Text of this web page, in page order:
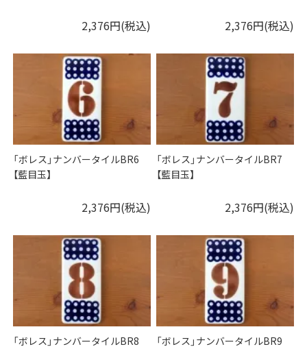
2,376円(税込) 2,376円(税込)
「ボレス」ナンバータイルBR6
【藍目玉】
2,376円(税込)
「ボレス」ナンバータイルBR7
【藍目玉】
2,376円(税込)
「ボレス」ナンバータイルBR8
「ボレス」ナンバータイルBR9